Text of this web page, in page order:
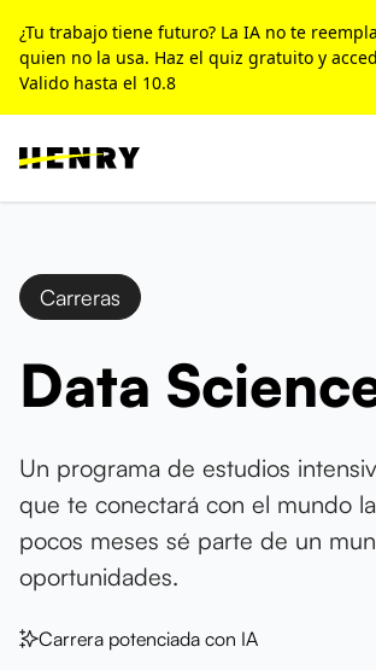
¿Tu trabajo tiene futuro? La IA no te
quien no la usa. Haz el quiz gratuito y
Valido hasta el 10.8
Carreras
Data
Un programa de estudios
que te conectará con el mundo
pocos meses sé parte de un
oportunidades.
Carrera potenciada con IA